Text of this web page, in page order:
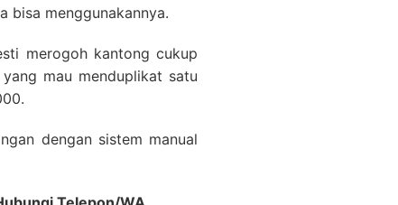
bisa menggunakannya.
merogoh kantong cukup
mau menduplikat satu
dengan sistem manual